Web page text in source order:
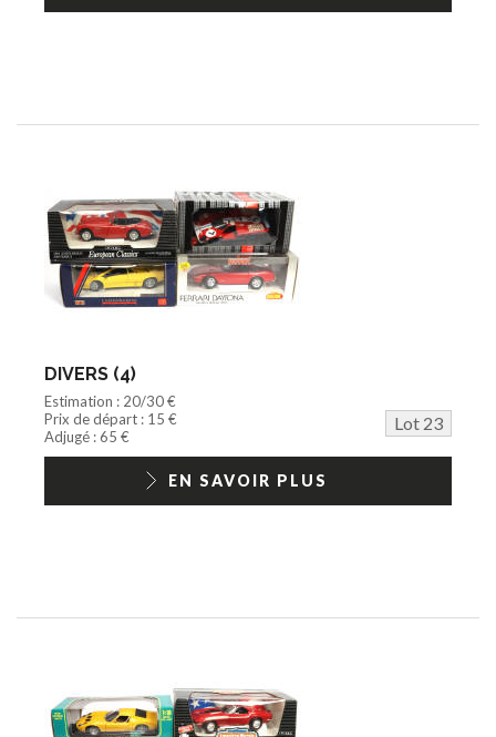
DIVERS (4)
Estimation : 20/30 €
Prix de départ : 15 €
Lot 23
Adjugé : 65 €
EN SAVOIR PLUS